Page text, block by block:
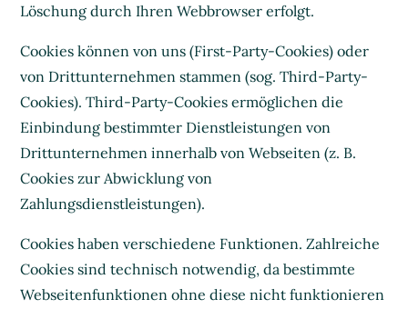
Löschung durch Ihren Webbrowser erfolgt.
Cookies können von uns (First-Party-Cookies) oder
von Drittunternehmen stammen (sog. Third-Party-
Cookies). Third-Party-Cookies ermöglichen die
Einbindung bestimmter Dienstleistungen von
Drittunternehmen innerhalb von Webseiten (z. B.
Cookies zur Abwicklung von
Zahlungsdienstleistungen).
Cookies haben verschiedene Funktionen. Zahlreiche
Cookies sind technisch notwendig, da bestimmte
Webseitenfunktionen ohne diese nicht funktionieren